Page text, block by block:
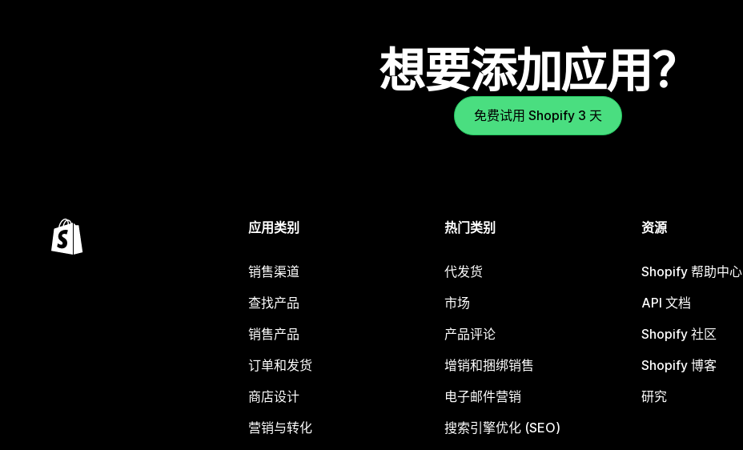
想要添加应用？
免费试用 Shopify 3 天
应用类别
销售渠道
查找产品
销售产品
订单和发货
商店设计
营销与转化
热门类别
代发货
市场
产品评论
增销和捆绑销售
电子邮件营销
搜索引擎优化 (SEO)
资源
Shopify 帮助中心
API 文档
Shopify 社区
Shopify 博客
研究